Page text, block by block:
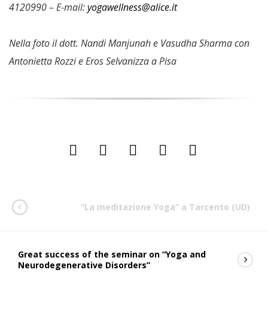
4120990 – E-mail:yogawellness@alice.it
Nella foto il dott. Nandi Manjunah e Vasudha Sharma con
Antonietta Rozzi e Eros Selvanizza a Pisa
“La meditazione Yoga” a Tarcento (UD)
Great success of the seminar on “Yoga and
Neurodegenerative Disorders”